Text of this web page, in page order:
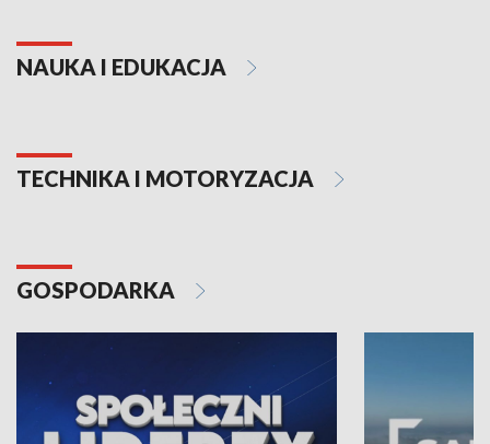
NAUKA I EDUKACJA
TECHNIKA I MOTORYZACJA
GOSPODARKA